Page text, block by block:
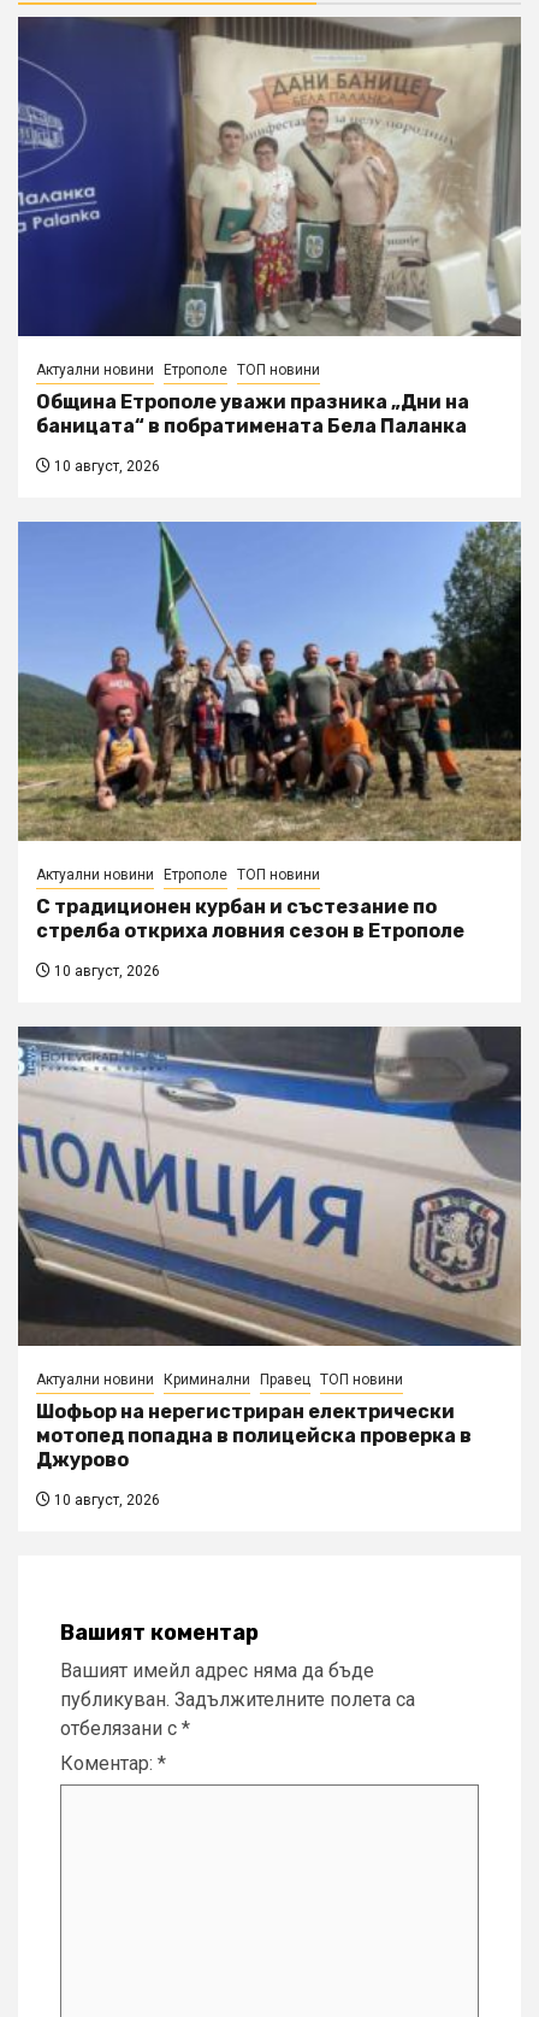
Актуални новини Етрополе ТОП новини
Община Етрополе уважи празника „Дни на
баницата“ в побратимената Бела Паланка
10 август, 2026
Актуални новини Етрополе ТОП новини
С традиционен курбан и състезание по
стрелба откриха ловния сезон в Етрополе
10 август, 2026
Актуални новини Криминални Правец ТОП новини
Шофьор на нерегистриран електрически
мотопед попадна в полицейска проверка в
Джурово
10 август, 2026
Вашият коментар
Вашият имейл адрес няма да бъде
публикуван. Задължителните полета са
отбелязани с *
Коментар: *